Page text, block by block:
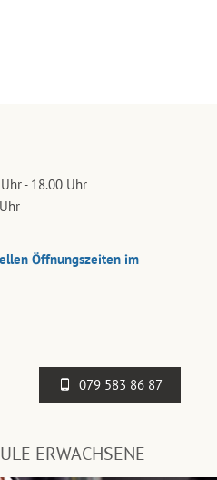
- 18.00 Uhr
Öffnungszeiten im
079 583 86 87
ERWACHSENE